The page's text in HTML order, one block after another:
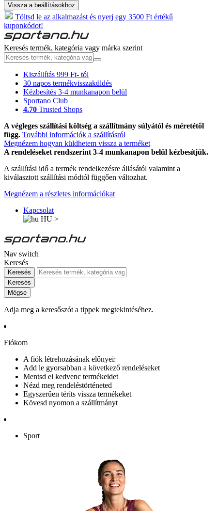
Vissza a beállításokhoz
Töltsd le az alkalmazást és nyerj egy 3500 Ft értékű
kuponkódot!
Keresés termék, kategória vagy márka szerint
Kiszállítás 999 Ft- tól
30 napos termékvisszaküldés
Kézbesítés 3-4 munkanapon belül
Sportano Club
4.70 Trusted Shops
A végleges szállítási költség a szállítmány súlyától és méretétől
függ. További információk a szállításról
Megnézem hogyan küldhetem vissza a terméket
A rendeléseket rendszerint 3-4 munkanapon belül kézbesítjük.
A szállítási idő a termék rendelkezésre állásától valamint a
kiválasztott szállítási módtól függően változhat.
Megnézem a részletes információkat
Kapcsolat
HU >
Nav switch
Keresés
Keresés
Keresés
Mégse
Adja meg a keresőszót a tippek megtekintéséhez.
Fiókom
A fiók létrehozásának előnyei:
Add le gyorsabban a következő rendeléseket
Mentsd el kedvenc termékeidet
Nézd meg rendeléstörténeted
Egyszerűen téríts vissza termékeket
Kövesd nyomon a szállítmányt
Sport